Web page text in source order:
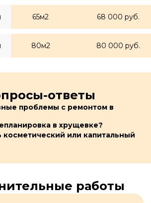
65м2 68 000 руб.
80м2 80 000 руб.
ответы
проблемы с ремонтом в
в хрущевке?
косметический или капитальный
работы